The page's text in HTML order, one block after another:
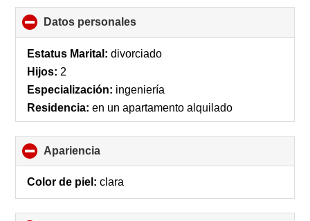
Datos personales
to
collapse
Estatus Marital: divorciado
Hijos: 2
Especialización: ingeniería
Residencia: en un apartamento alquilado
Apariencia
to
collapse
Color de piel: clara